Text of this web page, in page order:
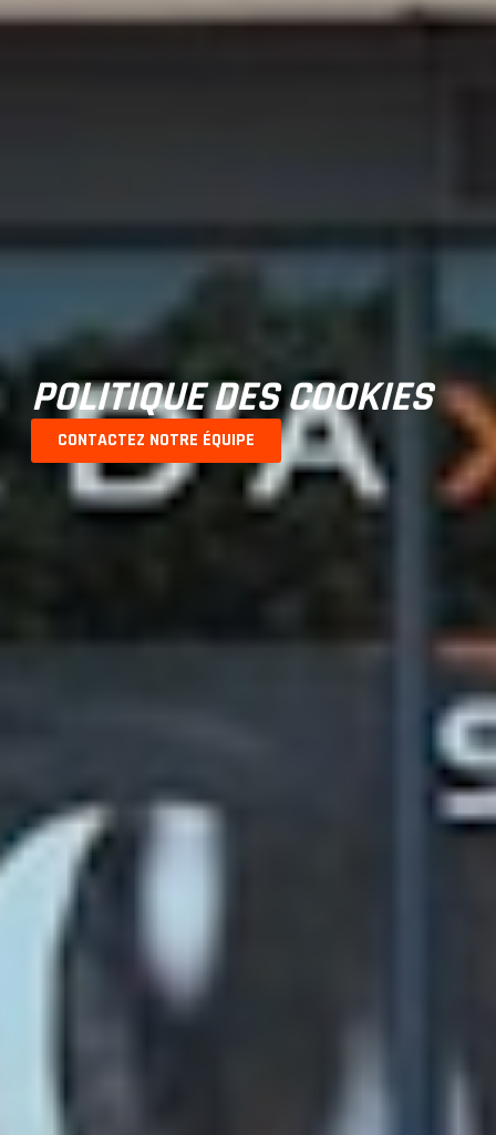
POLITIQUE DES COOKIES
CONTACTEZ NOTRE ÉQUIPE